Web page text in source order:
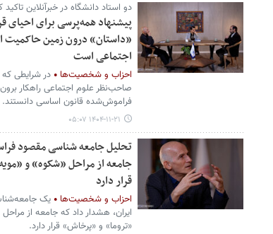
دو استاد دانشگاه در خبرآنلاین تاکید
پیشنهاد همه‌پرسی برای احیای
«داستان» درون زمین حاکمیت
اجتماعی است
احزاب و شخصیت‌ها
در شرایطی
صاحب‌نظر علوم اجتماعی راهکار
فراموش‌شده قانون اساسی دانستند.
۱۴۰۴-۱۱-۲۱ ۰۵:۰۷
جامعه از مراحل «شکوه» و
قرار دارد
احزاب و شخصیت‌ها
یک
ایران، هشدار داد که جامعه از
«تروما» و «پرخاش» قرار دارد.